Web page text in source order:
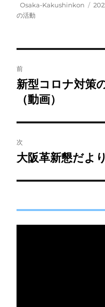
投
稿
Osaka-Kakushinkon
投
の活動
稿
ナ
ビ
ゲ
ー
シ
ン
前
前
の
稿:
新型コロナ対策
（動画）
次
次
投
大阪革新懇だ